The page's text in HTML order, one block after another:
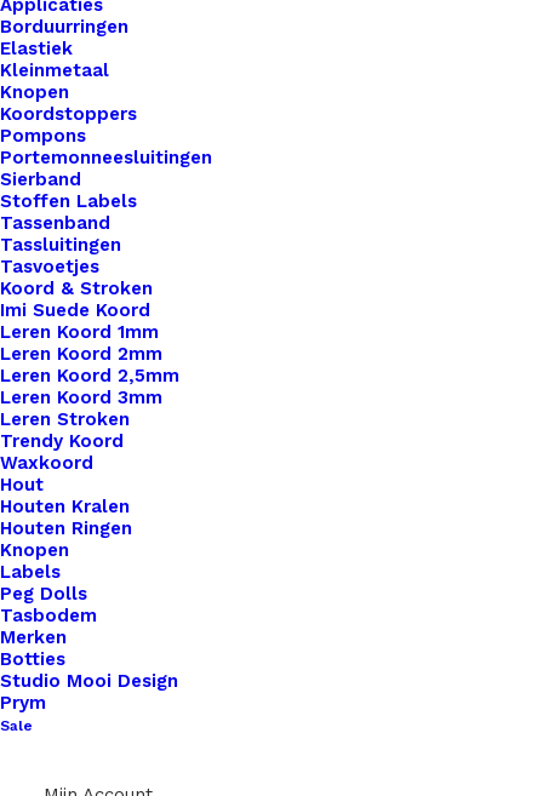
Applicaties
Borduurringen
Elastiek
Kleinmetaal
Knopen
Koordstoppers
Pompons
Portemonneesluitingen
Sierband
Stoffen Labels
Tassenband
Tassluitingen
Tasvoetjes
Koord & Stroken
Imi Suede Koord
Leren Koord 1mm
Leren Koord 2mm
Leren Koord 2,5mm
Leren Koord 3mm
Leren Stroken
Trendy Koord
Waxkoord
Hout
Houten Kralen
Houten Ringen
Knopen
Labels
Peg Dolls
Tasbodem
Merken
Botties
Studio Mooi Design
Prym
Sale
Overzicht
Nog meer leuks!